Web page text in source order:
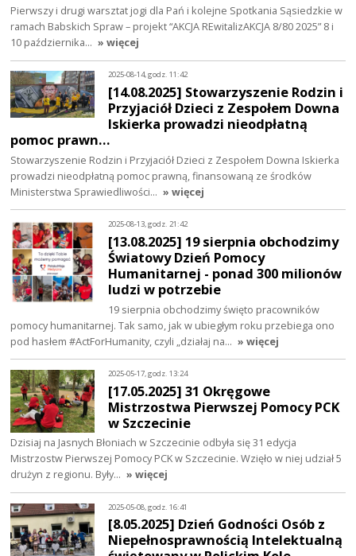
Pierwszy i drugi warsztat jogi dla Pań i kolejne Spotkania Sąsiedzkie w
ramach Babskich Spraw – projekt “AKCJA REwitalizAKCJA 8/80 2025” 8 i
10 października… » więcej
2025-08-14, godz. 11:42
[14.08.2025] Stowarzyszenie Rodzin i
Przyjaciół Dzieci z Zespołem Downa
Iskierka prowadzi nieodpłatną
pomoc prawn…
Stowarzyszenie Rodzin i Przyjaciół Dzieci z Zespołem Downa Iskierka
prowadzi nieodpłatną pomoc prawną, finansowaną ze środków
Ministerstwa Sprawiedliwości… » więcej
2025-08-13, godz. 21:42
[13.08.2025] 19 sierpnia obchodzimy
Światowy Dzień Pomocy
Humanitarnej - ponad 300 milionów
ludzi w potrzebie
19 sierpnia obchodzimy święto pracowników
pomocy humanitarnej. Tak samo, jak w ubiegłym roku przebiega ono
pod hasłem #ActForHumanity, czyli „działaj na… » więcej
2025-05-17, godz. 13:24
[17.05.2025] 31 Okręgowe
Mistrzostwa Pierwszej Pomocy PCK
w Szczecinie
Dzisiaj na Jasnych Błoniach w Szczecinie odbyła się 31 edycja
Mistrzostw Pierwszej Pomocy PCK w Szczecinie. Wzięło w niej udział 5
drużyn z regionu. Były… » więcej
2025-05-08, godz. 16:41
[8.05.2025] Dzień Godności Osób z
Niepełnosprawnością Intelektualną